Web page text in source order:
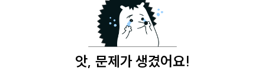
앗, 문제가 생겼어요!